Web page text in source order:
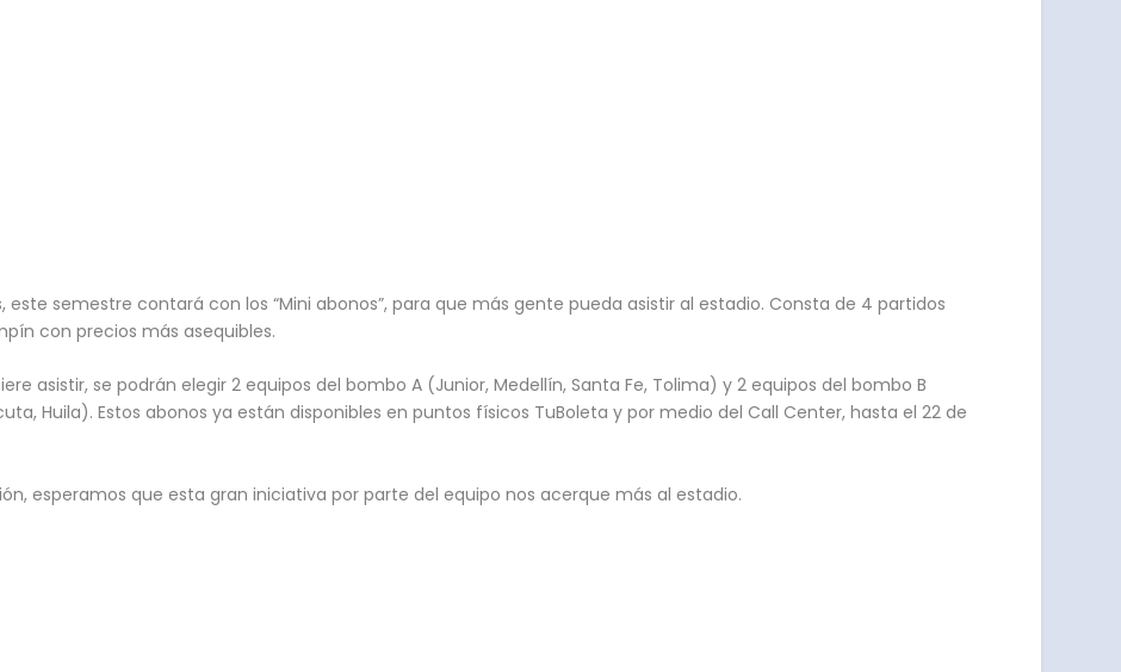
semestre contará con los “Mini abonos”, para que más gente pueda asistir al estadio. Consta de 4 partidos
con precios más asequibles.
asistir, se podrán elegir 2 equipos del bombo A (Junior, Medellín, Santa Fe, Tolima) y 2 equipos del bombo B
Huila). Estos abonos ya están disponibles en puntos físicos TuBoleta y por medio del Call Center, hasta el 22 de
esperamos que esta gran iniciativa por parte del equipo nos acerque más al estadio.